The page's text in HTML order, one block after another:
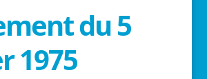
du 5
1975